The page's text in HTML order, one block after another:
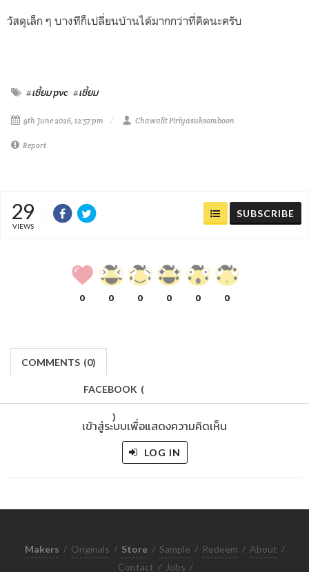
วัสดุเล็ก ๆ บางทีก็เปลี่ยนบ้านได้มากกว่าที่คิดนะครับ
#เซี้ยม pvc #เซี้ยม
9th June 2026, 12:57 pm Chawalit Piriyasuksomboon
Report
29
VIEWS
SUBSCRIBE
0 0 0 0 0 0
COMMENTS (0)
FACEBOOK (
)
เข้าสู่ระบบเพื่อแสดงความคิดเห็น
LOG IN
Makers / Originals / Store / Sample / Redeem / About /
Contact / Jobs /